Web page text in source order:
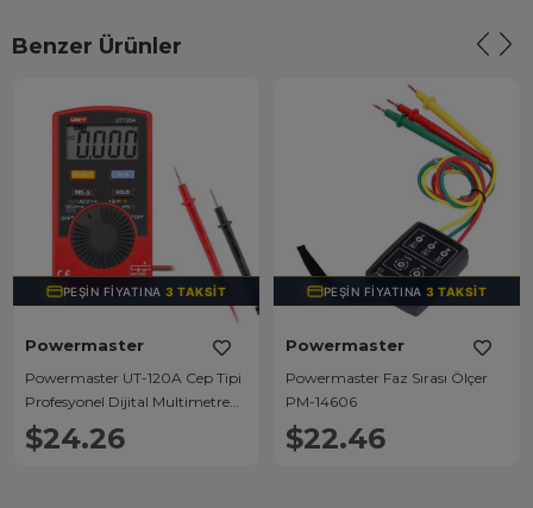
Benzer Ürünler
PEŞIN FIYATINA3 TAKSIT
Powermaster
Powermaster UT-120A Cep Tipi
Profesyonel Dijital Multimetre
Ölçü Aleti
$24.26
PEŞIN FIYATINA3 TAKSIT
Powermaster
Powermaster Faz Sırası Ölçer
PM-14606
$22.46